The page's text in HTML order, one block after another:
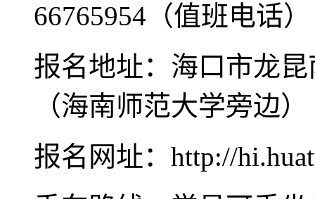
66765954（值班电话）
报名地址：海口市龙
（海南师范大学旁边）
报名网址：http://